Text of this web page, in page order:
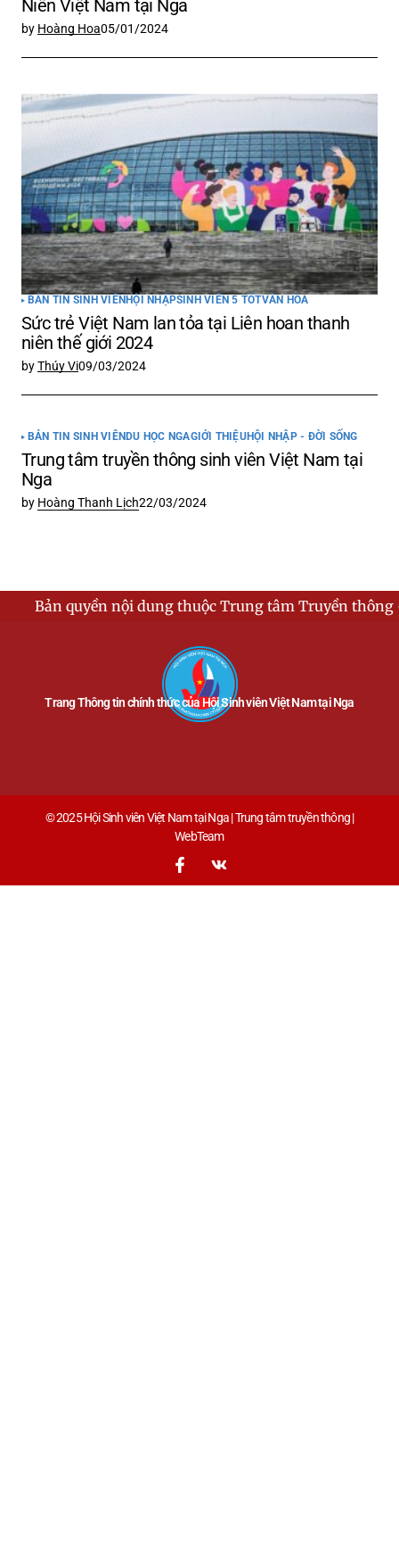
Niên Việt Nam tại Nga
by Hoàng Hoa05/01/2024
BẢN TIN SINH VIÊN HỘI NHẬPSINH VIÊN 5 TỐTVĂN HÓA
Sức trẻ Việt Nam lan tỏa tại Liên hoan thanh
niên thế giới 2024
byThúy Vi09/03/2024
BẢN TIN SINH VIÊN DU HỌC NGAGIỚI THIỆUHỘI NHẬP - ĐỜI SỐNG
Trung tâm truyền thông sinh viên Việt Nam tại
Nga
by Hoàng Thanh Lịch22/03/2024
nội dung thuộc Trung tâm Truyền thông - Hội Sinh
Trang Thông tin chính thức của Hội Sinh viên Việt Nam tại Nga
© 2025 Hội Sinh viên Việt Nam tại Nga | Trung tâm truyền thông |
WebTeam